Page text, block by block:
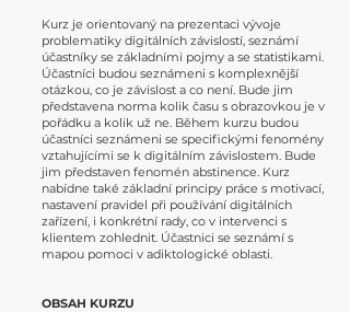
Kurz je orientovaný na prezentaci vývoje
problematiky digitálních závislostí, seznámí
účastníky se základními pojmy a se statistikami.
Účastníci budou seznámeni s komplexnější
otázkou, co je závislost a co není. Bude jim
představena norma kolik času s obrazovkou je v
pořádku a kolik už ne. Během kurzu budou
účastníci seznámeni se specifickými fenomény
vztahujícími se k digitálním závislostem. Bude
jim představen fenomén abstinence. Kurz
nabídne také základní principy práce s motivací,
nastavení pravidel při používání digitálních
zařízení, i konkrétní rady, co v intervenci s
klientem zohlednit. Účastnici se seznámí s
mapou pomoci v adiktologické oblasti.
OBSAH KURZU